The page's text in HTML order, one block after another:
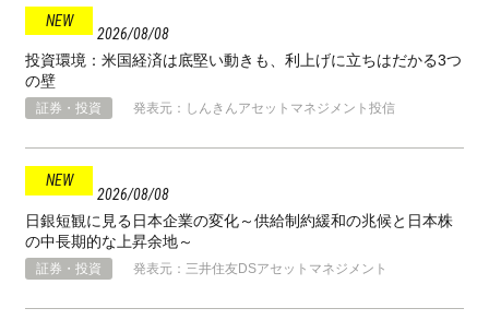
2026 08 08
投資環境：米国経済は底堅い動きも、利上げに立ちはだかる3つ
の壁
証券・投資 発表元：しんきんアセットマネジメント投信
2026 08 08
日銀短観に見る日本企業の変化～供給制約緩和の兆候と日本株
の中長期的な上昇余地～
証券・投資 発表元：三井住友DSアセットマネジメント